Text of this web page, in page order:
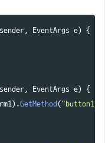
sender, EventArgs e) {
sender, EventArgs e) {
).GetMethod(